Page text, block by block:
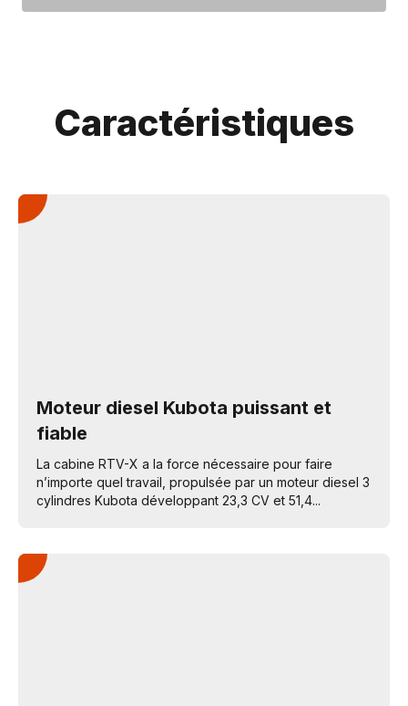
Caractéristiques
Moteur diesel Kubota puissant et
fiable
La cabine RTV-X a la force nécessaire pour faire
n’importe quel travail, propulsée par un moteur diesel 3
cylindres Kubota développant 23,3 CV et 51,4...